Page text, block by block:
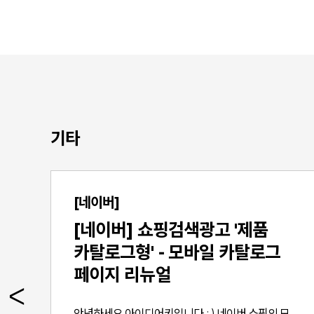
기타
[네이버]
[네이버] 쇼핑검색광고 '제품
카탈로그형' - 모바일 카탈로그
페이지 리뉴얼